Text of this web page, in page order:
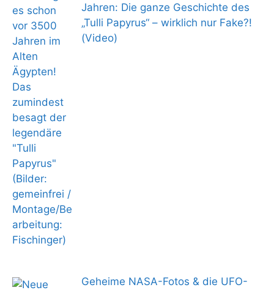
Jahren: Die ganze Geschichte des
„Tulli Papyrus“ – wirklich nur Fake?!
(Video)
Geheime NASA-Fotos & die UFO-